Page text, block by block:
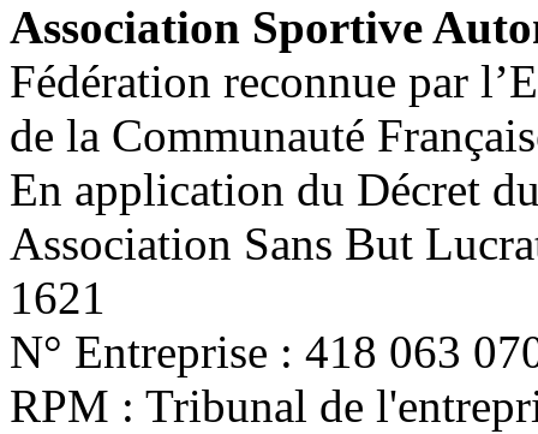
Association Sportive
Fédération reconnue par
de la Communauté
En application du Décret
Association Sans But
1621
N° Entreprise : 418 063
RPM : Tribunal de